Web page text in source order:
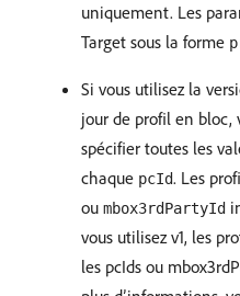
uniquement. Les
Target sous la forme
Si vous utilisez la
jour de profil en bloc,
spécifier toutes les
chaque pcId. Les
ou mbox3rdPartyId
vous utilisez v1, les
les pcIds ou